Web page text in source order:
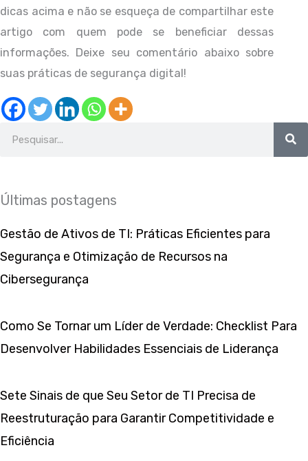
dicas acima e não se esqueça de compartilhar este
artigo com quem pode se beneficiar dessas
informações. Deixe seu comentário abaixo sobre
suas práticas de segurança digital!
Últimas postagens
Gestão de Ativos de TI: Práticas Eficientes para
Segurança e Otimização de Recursos na
Cibersegurança
Como Se Tornar um Líder de Verdade: Checklist Para
Desenvolver Habilidades Essenciais de Liderança
Sete Sinais de que Seu Setor de TI Precisa de
Reestruturação para Garantir Competitividade e
Eficiência